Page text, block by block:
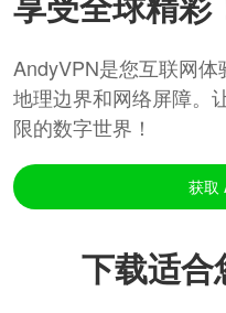
AndyVPN是您互联网
地理边界和网络屏障。
限的数字世界！
获取
下载适合